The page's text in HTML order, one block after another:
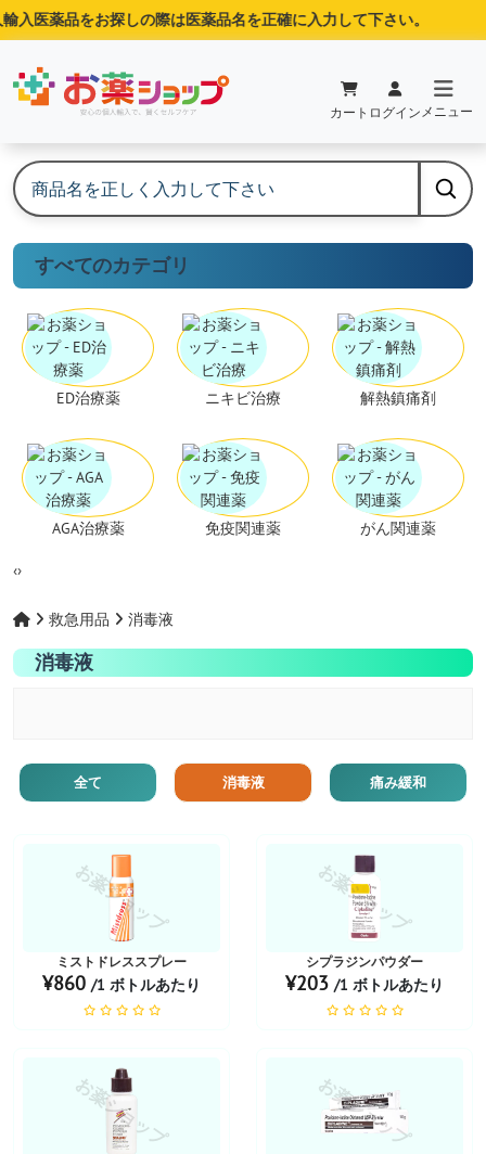
入医薬品をお探しの際は医薬品名を正確に入力して下さい。
カート ログイン メニュー
すべてのカテゴリ
ED治療薬
AGA治療薬
ニキビ治療
免疫関連薬
解熱鎮痛剤
がん関連薬
‹›
救急用品 消毒液
消毒液
全て 消毒液 痛み緩和
お薬ショップ
ミストドレススプレー
¥860 /1 ボトルあたり
お薬ショップ
シプラジンパウダー
¥203 /1 ボトルあたり
お薬ショップ お薬ショップ